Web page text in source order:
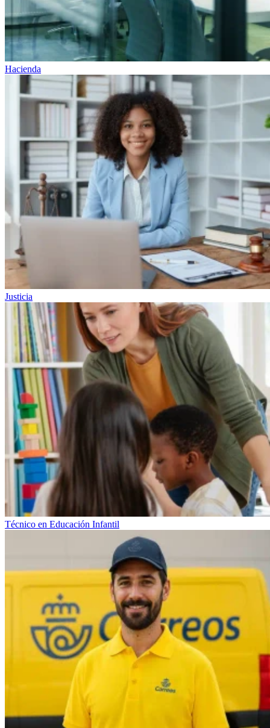
Hacienda
Justicia
Técnico en Educación Infantil